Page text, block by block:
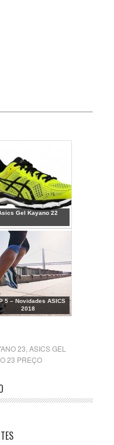
Gel Kayano 22
5 – Novidades ASICS
2018
23 ASICS GEL
23 PREÇO